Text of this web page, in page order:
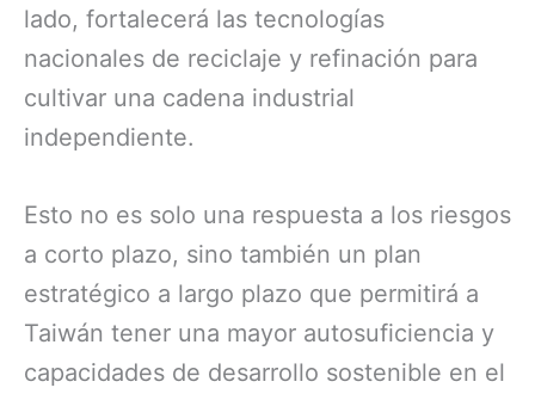
lado, fortalecerá las tecnologías
nacionales de reciclaje y refinación para
cultivar una cadena industrial
independiente.
Esto no es solo una respuesta a los riesgos
a corto plazo, sino también un plan
estratégico a largo plazo que permitirá a
Taiwán tener una mayor autosuficiencia y
capacidades de desarrollo sostenible en el